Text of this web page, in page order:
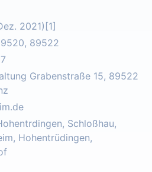
2021)[1]
89522
Grabenstraße 15, 89522
Schloßhau,
Hohentrüdingen,